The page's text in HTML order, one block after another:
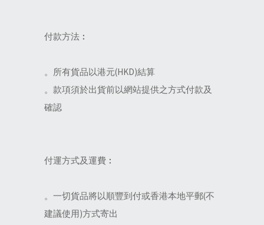
付款方法︰
。所有貨品以港元(HKD)結算
。款項須於出貨前以網站提供之方式付款及
確認
付運方式及運費︰
。一切貨品將以順豐到付或香港本地平郵(不
建議使用)方式寄出